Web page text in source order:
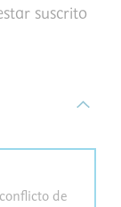
suscrito
de